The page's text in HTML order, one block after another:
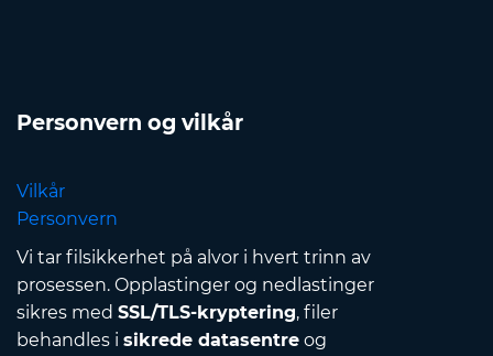
Personvern og vilkår
Vilkår
Personvern
Vi tar filsikkerhet på alvor i hvert trinn av
prosessen. Opplastinger og nedlastinger
sikres med SSL/TLS-kryptering, filer
behandles i sikrede datasentre og